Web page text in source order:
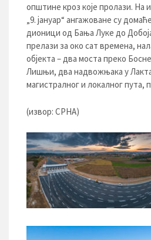
општине кроз које пролази. На
„9. јануар“ ангажоване су
дионици од Бања Луке до
прелази за око сат времена,
објекта – два моста преко
Лишњи, два надвожњака у
магистралног и локалног
(извор: СРНА)